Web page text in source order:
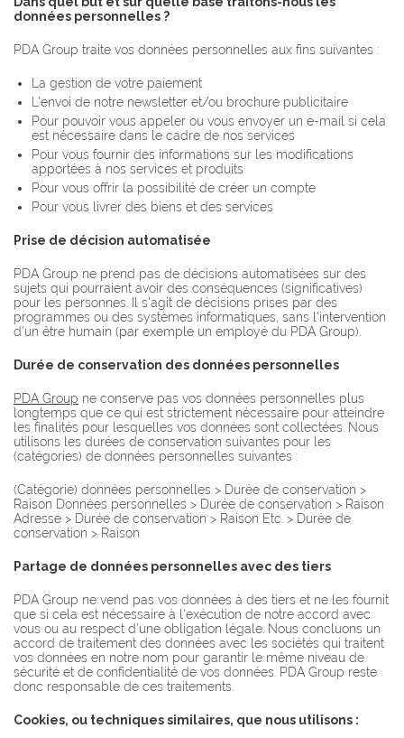
données personnelles ?
PDA Group traite vos données personnelles aux fins suivantes :
La gestion de votre paiement
L'envoi de notre newsletter et/ou brochure publicitaire
Pour pouvoir vous appeler ou vous envoyer un e-mail si cela
est nécessaire dans le cadre de nos services
Pour vous fournir des informations sur les modifications
apportées à nos services et produits
Pour vous offrir la possibilité de créer un compte
Pour vous livrer des biens et des services
Prise de décision automatisée
PDA Group ne prend pas de décisions automatisées sur des
sujets qui pourraient avoir des conséquences (significatives)
pour les personnes. Il s'agit de décisions prises par des
programmes ou des systèmes informatiques, sans l'intervention
d'un être humain (par exemple un employé du PDA Group).
Durée de conservation des données personnelles
PDA Group ne conserve pas vos données personnelles plus
longtemps que ce qui est strictement nécessaire pour atteindre
les finalités pour lesquelles vos données sont collectées. Nous
utilisons les durées de conservation suivantes pour les
(catégories) de données personnelles suivantes :
(Catégorie) données personnelles > Durée de conservation >
Raison Données personnelles > Durée de conservation > Raison
Adresse > Durée de conservation > Raison Etc. > Durée de
conservation > Raison
Partage de données personnelles avec des tiers
PDA Group ne vend pas vos données à des tiers et ne les fournit
que si cela est nécessaire à l'exécution de notre accord avec
vous ou au respect d'une obligation légale. Nous concluons un
accord de traitement des données avec les sociétés qui traitent
vos données en notre nom pour garantir le même niveau de
sécurité et de confidentialité de vos données. PDA Group reste
donc responsable de ces traitements.
Cookies, ou techniques similaires, que nous utilisons :